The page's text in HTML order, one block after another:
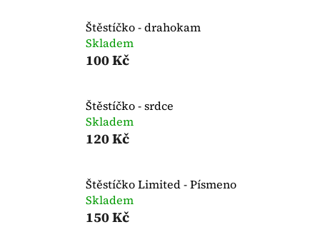
Štěstíčko - drahokam
Skladem
100 Kč
Štěstíčko - srdce
Skladem
120 Kč
Štěstíčko Limited - Písmeno
Skladem
150 Kč